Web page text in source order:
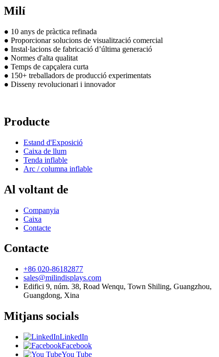
Milí
● 10 anys de pràctica refinada
● Proporcionar solucions de visualització comercial
● Instal·lacions de fabricació d’última generació
● Normes d'alta qualitat
● Temps de capçalera curta
● 150+ treballadors de producció experimentats
● Disseny revolucionari i innovador
Producte
Estand d'Exposició
Caixa de llum
Tenda inflable
Arc / columna inflable
Al voltant de
Companyia
Caixa
Contacte
Contacte
+86 020-86182877
sales@milindisplays.com
Edifici 9, núm. 38, Road Wenqu, Town Shiling, Guangzhou,
Guangdong, Xina
Mitjans socials
LinkedIn
Facebook
You Tube